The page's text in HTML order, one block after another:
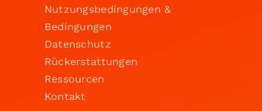
Nutzungsbedingungen &
Bedingungen
Datenschutz
Rückerstattungen
Ressourcen
Kontakt